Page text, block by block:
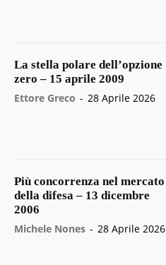
La stella polare dell’opzione
zero – 15 aprile 2009
Ettore Greco - 28 Aprile 2026
Più concorrenza nel mercato
della difesa – 13 dicembre
2006
Michele Nones - 28 Aprile 2026